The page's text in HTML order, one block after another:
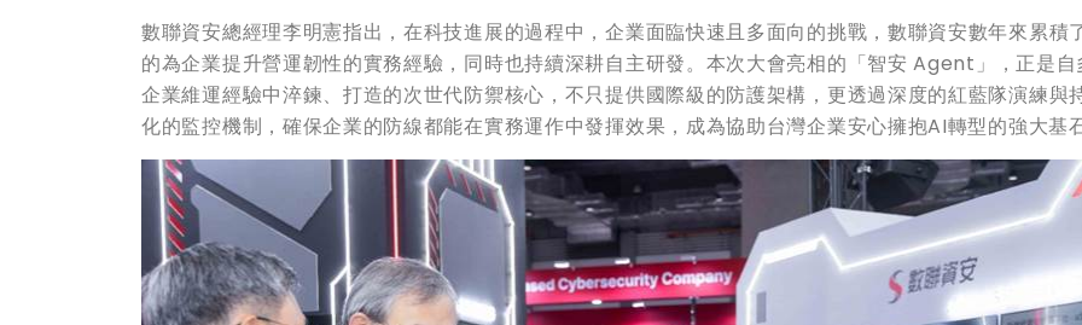
數聯資安總經理李明憲指出，在科技進展的過程中，企業面臨快速且多面向的挑戰，數聯資安數年來累積
的為企業提升營運韌性的實務經驗，同時也持續深耕自主研發。本次大會亮相的「智安 Agent」，正是自
企業維運經驗中淬鍊、打造的次世代防禦核心，不只提供國際級的防護架構，更透過深度的紅藍隊演練與
化的監控機制，確保企業的防線都能在實務運作中發揮效果，成為協助台灣企業安心擁抱AI轉型的強大基